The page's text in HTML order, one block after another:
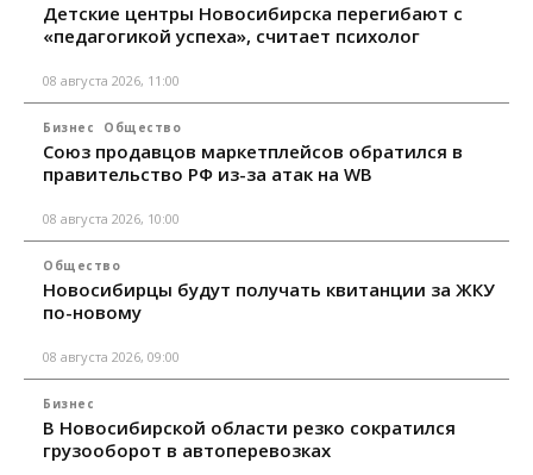
Детские центры Новосибирска перегибают с
«педагогикой успеха», считает психолог
08 августа 2026, 11:00
Бизнес Общество
Союз продавцов маркетплейсов обратился в
правительство РФ из-за атак на WB
08 августа 2026, 10:00
Общество
Новосибирцы будут получать квитанции за ЖКУ
по-новому
08 августа 2026, 09:00
Бизнес
В Новосибирской области резко сократился
грузооборот в автоперевозках